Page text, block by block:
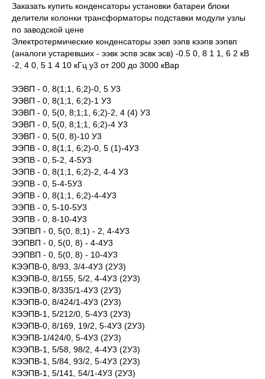
Заказать купить конденсаторы установки батареи блоки
делители колонки трансформаторы подставки модули узлы
по заводской цене
Электротермические конденсаторы ээвп ээпв кээпв ээпвп
(аналоги устаревших - ээвк эспв эсвк эсв) -0.5 0, 8 1 1, 6 2 кВ
-2, 4 0, 5 1 4 10 кГц у3 от 200 до 3000 кВар
ЭЭВП - 0, 8(1;1, 6;2)-0, 5 У3
ЭЭВП - 0, 8(1;1, 6;2)-1 У3
ЭЭВП - 0, 5(0, 8;1;1, 6;2)-2, 4 (4) У3
ЭЭВП - 0, 5(0, 8;1;1, 6;2)-4 У3
ЭЭВП - 0, 5(0, 8)-10 У3
ЭЭПВ - 0, 8(1;1, 6;2)-0, 5 (1)-4У3
ЭЭПВ - 0, 5-2, 4-5У3
ЭЭПВ - 0, 8(1;1, 6;2)-2, 4-4 У3
ЭЭПВ - 0, 5-4-5У3
ЭЭПВ - 0, 8(1;1, 6;2)-4-4У3
ЭЭПВ - 0, 5-10-5У3
ЭЭПВ - 0, 8-10-4У3
ЭЭПВП - 0, 5(0, 8;1) - 2, 4-4У3
ЭЭПВП - 0, 5(0, 8) - 4-4У3
ЭЭПВП - 0, 5(0, 8) - 10-4У3
КЭЭПВ-0, 8/93, 3/4-4У3 (2У3)
КЭЭПВ-0, 8/155, 5/2, 4-4У3 (2У3)
КЭЭПВ-0, 8/335/1-4У3 (2У3)
КЭЭПВ-0, 8/424/1-4У3 (2У3)
КЭЭПВ-1, 5/212/0, 5-4У3 (2У3)
КЭЭПВ-0, 8/169, 19/2, 5-4У3 (2У3)
КЭЭПВ-1/424/0, 5-4У3 (2У3)
КЭЭПВ-1, 5/58, 98/2, 4-4У3 (2У3)
КЭЭПВ-1, 5/84, 93/2, 5-4У3 (2У3)
КЭЭПВ-1, 5/141, 54/1-4У3 (2У3)